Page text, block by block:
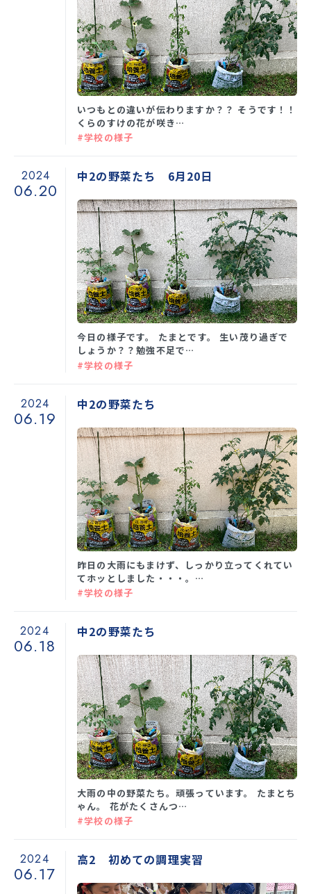
いつもとの違いが伝わりますか？？ そうです！！
くらのすけの花が咲き…
#学校の様子
2024
06.20
中2の野菜たち 6月20日
今日の様子です。 たまとです。 生い茂り過ぎで
しょうか？？勉強不足で…
#学校の様子
2024
06.19
中2の野菜たち
昨日の大雨にもまけず、しっかり立ってくれてい
てホッとしました・・・。…
#学校の様子
2024
06.18
中2の野菜たち
大雨の中の野菜たち。頑張っています。 たまとち
ゃん。 花がたくさんつ…
#学校の様子
2024
06.17
高2 初めての調理実習